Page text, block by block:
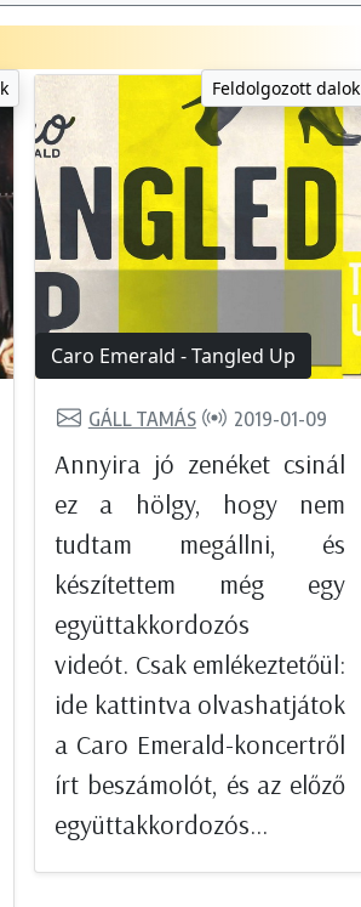
Feldolgozott dalok
Caro Emerald - Tangled Up
GÁLL TAMÁS 2019-01-09
Annyira jó zenéket csinál
ez a hölgy, hogy nem
tudtam megállni, és
készítettem még egy
együttakkordozós
videót. Csak emlékeztetőül:
ide kattintva olvashatjátok
a Caro Emerald-koncertről
írt beszámolót, és az előző
együttakkordozós...